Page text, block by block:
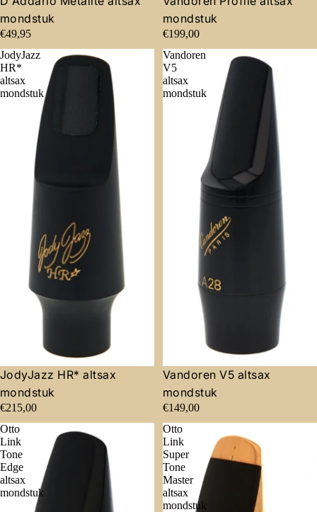
mondstuk
€49,95
mondstuk
€199,00
JodyJazz
HR*
altsax
mondstuk
JodyJazz HR* altsax
mondstuk
€215,00
Vandoren
V5
altsax
mondstuk
Vandoren V5 altsax
mondstuk
€149,00
Otto
Link
Tone
Edge
altsax
mondstuk
Otto
Link
Super
Tone
Master
altsax
mondstuk